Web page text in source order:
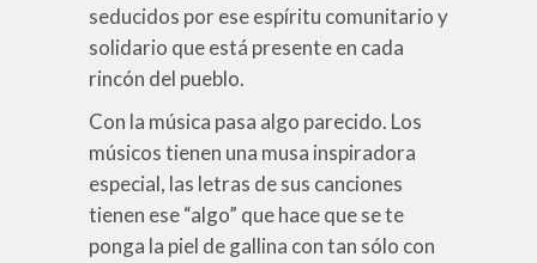
seducidos por ese espíritu comunitario y
solidario que está presente en cada
rincón del pueblo.
Con la música pasa algo parecido. Los
músicos tienen una musa inspiradora
especial, las letras de sus canciones
tienen ese “algo” que hace que se te
ponga la piel de gallina con tan sólo con